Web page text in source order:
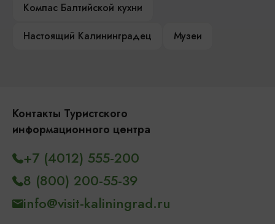
Компас Балтийской кухни
Настоящий Калининградец
Музеи
Контакты Туристского
информационного центра
+7 (4012) 555-200
8 (800) 200-55-39
info@visit-kaliningrad.ru